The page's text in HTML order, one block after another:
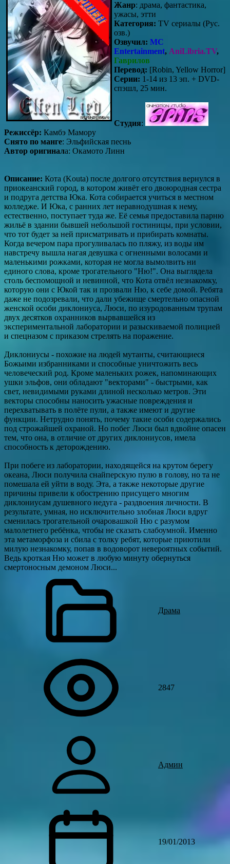
Жанр: драма, фантастика,
ужасы, этти
Категория: TV сериалы (Рус.
озв.)
Озвучил: MC
Entertainment, AniLibria.TV,
Гаврилов
Перевод: [Robin, Yellow Horror]
Серии: 1-14 из 13 эп. + DVD-
спэшл, 25 мин.
Студия:
Режиссёр: Камбэ Мамору
Снято по манге: Эльфийская песнь
Автор оригинала: Окамото Линн
Описание: Кота (Kouta) после долгого отсутствия вернулся в
приокеанский город, в котором живёт его двоюродная сестра
и подруга детства Юка. Кота собирается учиться в местном
колледже. И Юка, с ранних лет неравнодушная к нему,
естественно, поступает туда же. Её семья предоставила парню
жильё в здании бывшей небольшой гостиницы, при условии,
что тот будет за ней присматривать и прибирать комнаты.
Когда вечером пара прогуливалась по пляжу, из воды им
навстречу вышла нагая девушка с огненными волосами и
маленькими рожками, которая не могла вымолвить ни
единого слова, кроме трогательного "Ню!". Она выглядела
столь беспомощной и невинной, что Кота отвёл незнакомку,
которую они с Юкой так и прозвали Ню, к себе домой. Ребята
даже не подозревали, что дали убежище смертельно опасной
женской особи диклониуса, Люси, по изуродованным трупам
двух десятков охранников вырвавшейся из
экспериментальной лаборатории и разыскиваемой полицией
и спецназом с приказом стрелять на поражение.
Диклониусы - похожие на людей мутанты, считающиеся
Божьими избранниками и способные уничтожить весь
человеческий род. Кроме маленьких рожек, напоминающих
ушки эльфов, они обладают "векторами" - быстрыми, как
свет, невидимыми руками длиной несколько метров. Эти
векторы способны наносить ужасные повреждения и
перехватывать в полёте пули, а также имеют и другие
функции. Нетрудно понять, почему такие особи содержались
под строжайшей охраной. Но побег Люси был вдвойне опасен
тем, что она, в отличие от других диклониусов, имела
способность к деторождению.
При побеге из лаборатории, находящейся на крутом берегу
океана, Люси получила снайперскую пулю в голову, но та не
помешала ей уйти в воду. Эта, а также некоторые другие
причины привели к обострению присущего многим
диклониусам душевного недуга - раздвоения личности. В
результате, умная, но исключительно злобная Люси вдруг
сменилась трогательной очаровашкой Ню с разумом
малолетнего ребёнка, чтобы не сказать слабоумной. Именно
эта метаморфоза и сбила с толку ребят, которые приютили
милую незнакомку, попав в водоворот невероятных событий.
Ведь кроткая Ню может в любую минуту обернуться
смертоносным демоном Люси...
Драма
2847
Админ
19/01/2013